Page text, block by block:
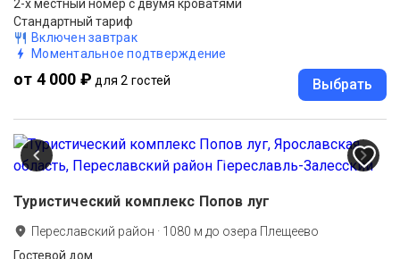
2-х местный номер с двумя кроватями
Стандартный тариф
Включен завтрак
Моментальное подтверждение
от 4 000 ₽ для 2 гостей Выбрать
Туристический комплекс Попов луг
Переславский район · 1080 м до озера Плещеево
Гостевой дом